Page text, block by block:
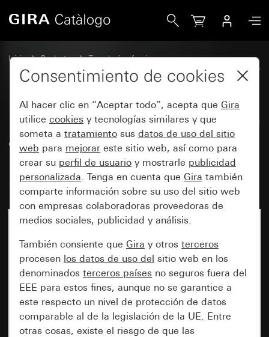
Inicio Productos
Tecnología y funciones
System 3000 DALI, otros elementos electrónicos
Gira System 3000
Módulo de superficie de detector
de movimiento System 3000,
1,10 m Standard con TFI
System 55
Consentimiento de cookies
Al hacer clic en “Aceptar todo”, acepta que Gira
utilice cookies y tecnologías similares y que
someta a tratamiento sus datos de uso del sitio
web para mejorar este sitio web, así como para
crear su perfil de usuario y mostrarle publicidad
personalizada. Tenga en cuenta que Gira también
comparte información sobre su uso del sitio web
con empresas colaboradoras proveedoras de
medios sociales, publicidad y análisis.
También consiente que Gira y otros terceros
procesen los datos de uso del sitio web en los
denominados terceros países no seguros fuera del
EEE para estos fines, aunque no se garantice a
este respecto un nivel de protección de datos
comparable al de la legislación de la UE. Entre
otras cosas, existe el riesgo de que las